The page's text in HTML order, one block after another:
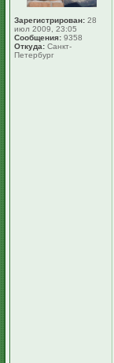
Зарегистрирован: 28
июл 2009, 23:05
Сообщения: 9358
Откуда: Санкт-
Петербург